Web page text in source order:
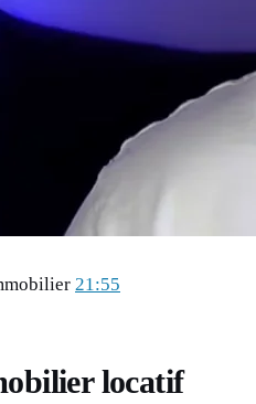
21:55
locatif